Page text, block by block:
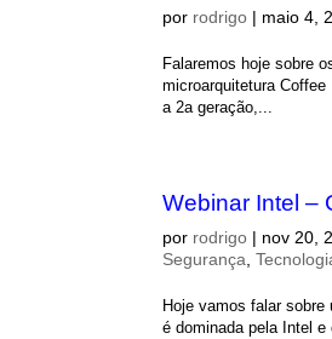
por rodrigo | maio 4,
Falaremos hoje sobre
microarquitetura
a 2a geração,...
Webinar Intel –
por rodrigo | nov 20,
Segurança ,
Hoje vamos falar
é dominada pela Intel